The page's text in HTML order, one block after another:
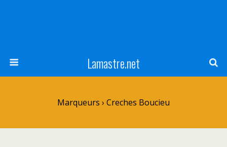
Lamastre.net
Marqueurs › Creches Boucieu